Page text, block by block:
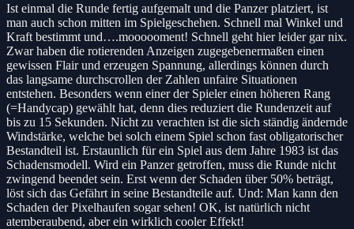
Ist einmal die Runde fertig aufgemalt und die Panzer platziert, ist
man auch schon mitten im Spielgeschehen. Schnell mal Winkel und
Kraft bestimmt und….moooooment! Schnell geht hier leider gar nix.
Zwar haben die rotierenden Anzeigen zugegebenermaßen einen
gewissen Flair und erzeugen Spannung, allerdings können durch
das langsame durchscrollen der Zahlen unfaire Situationen
entstehen. Besonders wenn einer der Spieler einen höheren Rang
(=Handycap) gewählt hat, denn dies reduziert die Rundenzeit auf
bis zu 15 Sekunden. Nicht zu verachten ist die sich ständig ändernde
Windstärke, welche bei solch einem Spiel schon fast obligatorischer
Bestandteil ist. Erstaunlich für ein Spiel aus dem Jahre 1983 ist das
Schadensmodell. Wird ein Panzer getroffen, muss die Runde nicht
zwingend beendet sein. Erst wenn der Schaden über 50% beträgt,
löst sich das Gefährt in seine Bestandteile auf. Und: Man kann den
Schaden der Pixelhaufen sogar sehen! OK, ist natürlich nicht
atemberaubend, aber ein wirklich cooler Effekt!